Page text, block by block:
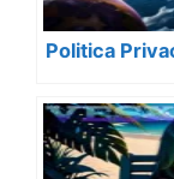
Politica